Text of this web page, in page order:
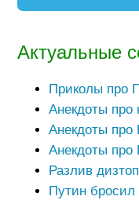
Актуальные
Приколы про
Анекдоты про
Анекдоты про
Анекдоты
Разлив
Путин бросил